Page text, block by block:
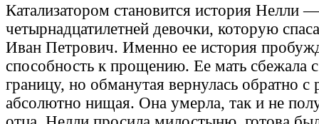
Катализатором становится история Нелли —
четырнадцатилетней девочки, которую
Иван Петрович. Именно ее история
способность к прощению. Ее мать сбежала
границу, но обманутая вернулась обратно с
абсолютно нищая. Она умерла, так и не